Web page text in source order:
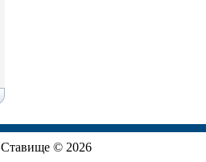
Ставище © 2026